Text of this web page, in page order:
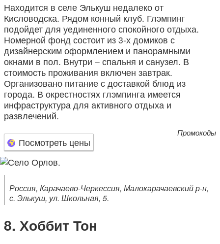
Находится в селе Элькуш недалеко от
Кисловодска. Рядом конный клуб. Глэмпинг
подойдет для уединенного спокойного отдыха.
Номерной фонд состоит из 3-х домиков с
дизайнерским оформлением и панорамными
окнами в пол. Внутри – спальня и санузел. В
стоимость проживания включен завтрак.
Организовано питание с доставкой блюд из
города. В окрестностях глэмпинга имеется
инфраструктура для активного отдыха и
развлечений.
Посмотреть цены
Промокоды
Россия, Карачаево-Черкессия, Малокарачаевский р-н,
с. Элькуш, ул. Школьная, 5.
Хоббит Тон